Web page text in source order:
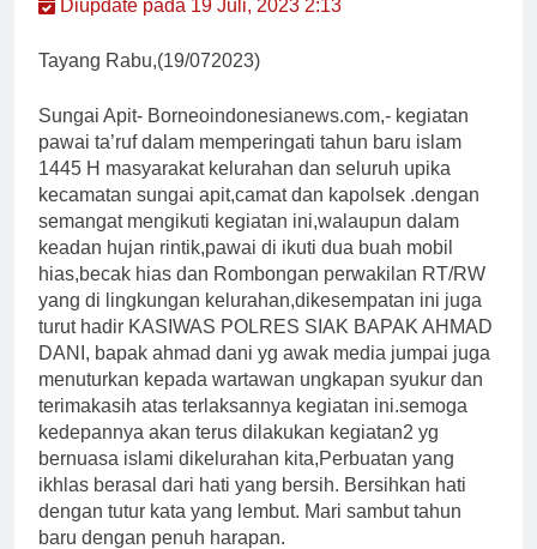
Diupdate pada 19 Juli, 2023 2:13
Tayang Rabu,(19/072023)
Sungai Apit- Borneoindonesianews.com,- kegiatan
pawai ta’ruf dalam memperingati tahun baru islam
1445 H masyarakat kelurahan dan seluruh upika
kecamatan sungai apit,camat dan kapolsek .dengan
semangat mengikuti kegiatan ini,walaupun dalam
keadan hujan rintik,pawai di ikuti dua buah mobil
hias,becak hias dan Rombongan perwakilan RT/RW
yang di lingkungan kelurahan,dikesempatan ini juga
turut hadir KASIWAS POLRES SIAK BAPAK AHMAD
DANI, bapak ahmad dani yg awak media jumpai juga
menuturkan kepada wartawan ungkapan syukur dan
terimakasih atas terlaksannya kegiatan ini.semoga
kedepannya akan terus dilakukan kegiatan2 yg
bernuasa islami dikelurahan kita,Perbuatan yang
ikhlas berasal dari hati yang bersih. Bersihkan hati
dengan tutur kata yang lembut. Mari sambut tahun
baru dengan penuh harapan.